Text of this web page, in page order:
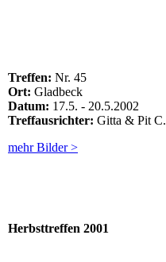
Treffen: Nr. 45
Ort: Gladbeck
Datum: 17.5. - 20.5.2002
Treffausrichter: Gitta & Pit C.
mehr Bilder >
Herbsttreffen 2001